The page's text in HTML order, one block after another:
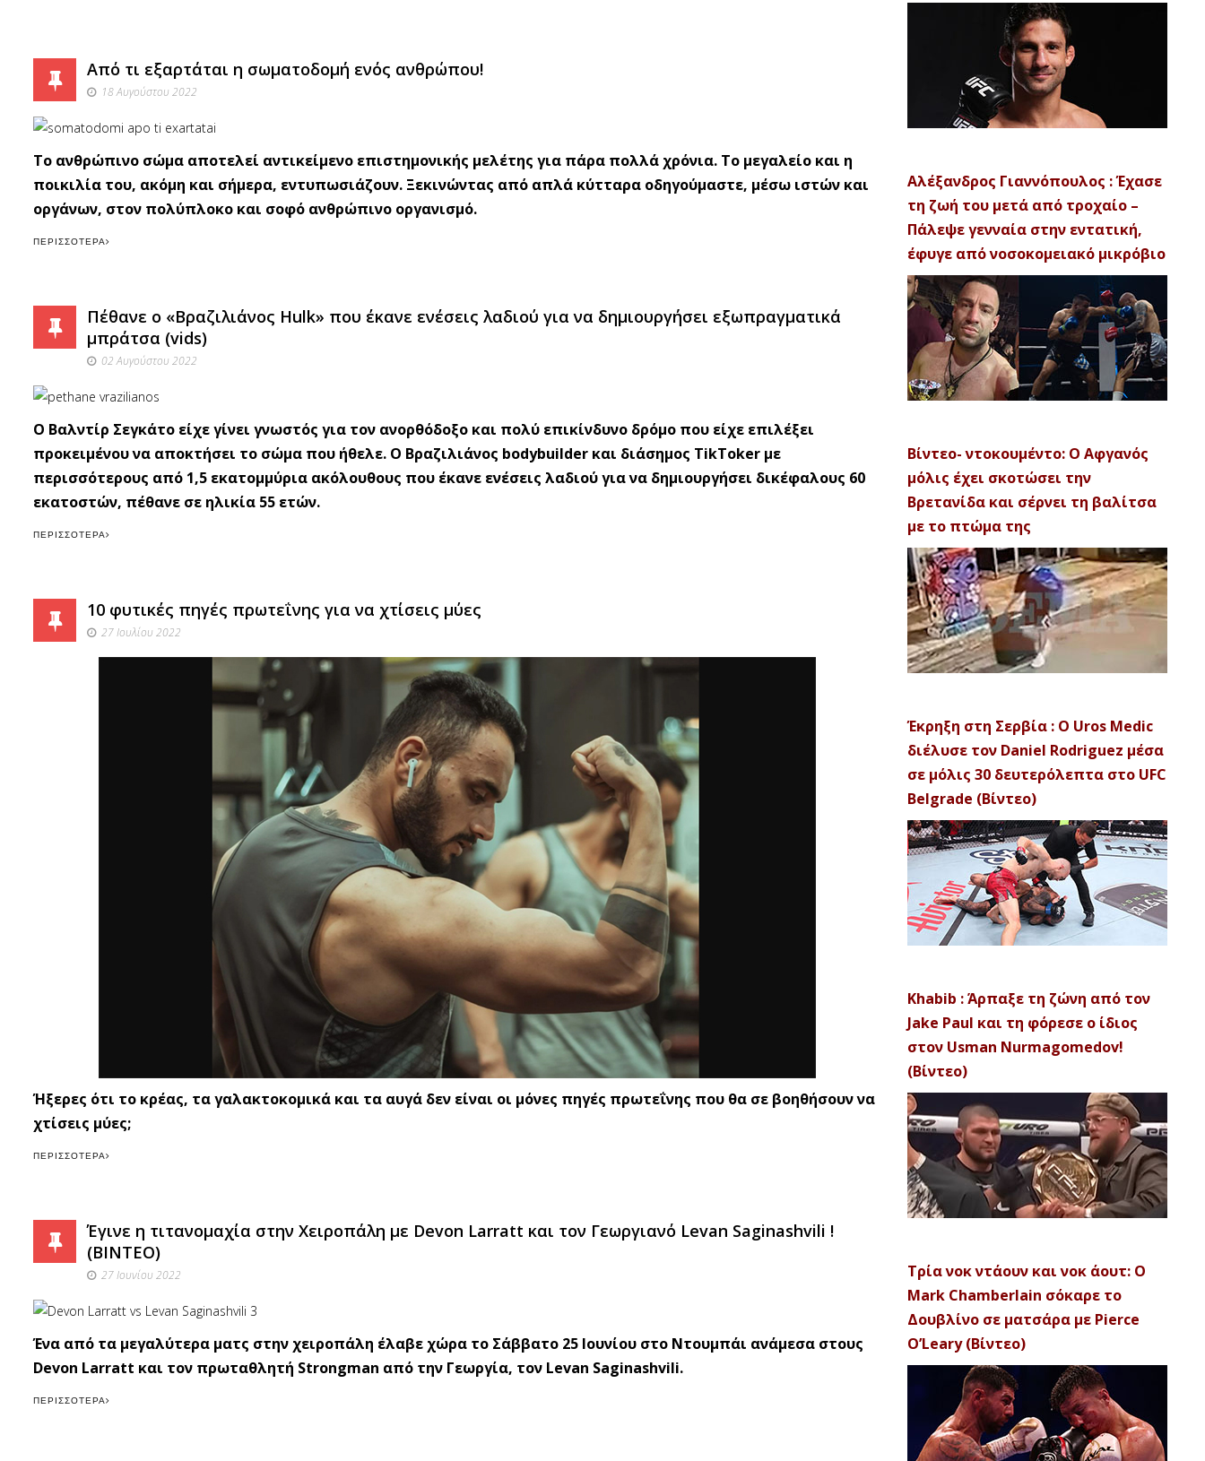
Από τι εξαρτάται η σωματοδομή ενός ανθρώπου!
18 Αυγούστου 2022
Το ανθρώπινο σώμα αποτελεί αντικείμενο επιστημονικής μελέτης για πάρα πολλά χρόνια. Το μεγαλείο και η
ποικιλία του, ακόμη και σήμερα, εντυπωσιάζουν. Ξεκινώντας από απλά κύτταρα οδηγούμαστε, μέσω ιστών και
οργάνων, στον πολύπλοκο και σοφό ανθρώπινο οργανισμό.
ΠΕΡΙΣΣΌΤΕΡΑ
Πέθανε ο «Βραζιλιάνος Hulk» που έκανε ενέσεις λαδιού για να δημιουργήσει εξωπραγματικά
μπράτσα (vids)
02 Αυγούστου 2022
Ο Βαλντίρ Σεγκάτο είχε γίνει γνωστός για τον ανορθόδοξο και πολύ επικίνδυνο δρόμο που είχε επιλέξει
προκειμένου να αποκτήσει το σώμα που ήθελε. Ο Βραζιλιάνος bodybuilder και διάσημος TikToker με
περισσότερους από 1,5 εκατομμύρια ακόλουθους που έκανε ενέσεις λαδιού για να δημιουργήσει δικέφαλους 60
εκατοστών, πέθανε σε ηλικία 55 ετών.
ΠΕΡΙΣΣΌΤΕΡΑ
10 φυτικές πηγές πρωτεΐνης για να χτίσεις μύες
27 Ιουλίου 2022
Ήξερες ότι το κρέας, τα γαλακτοκομικά και τα αυγά δεν είναι οι μόνες πηγές πρωτεΐνης που θα σε βοηθήσουν να
χτίσεις μύες;
ΠΕΡΙΣΣΌΤΕΡΑ
Έγινε η τιτανομαχία στην Χειροπάλη με Devon Larratt και τον Γεωργιανό Levan Saginashvili !
(ΒΙΝΤΕΟ)
27 Ιουνίου 2022
Ένα από τα μεγαλύτερα ματς στην χειροπάλη έλαβε χώρα το Σάββατο 25 Ιουνίου στο Ντουμπάι ανάμεσα στους
Devon Larratt και τον πρωταθλητή Strongman από την Γεωργία, τον Levan Saginashvili.
ΠΕΡΙΣΣΌΤΕΡΑ
Αλέξανδρος Γιαννόπουλος : Έχασε
τη ζωή του μετά από τροχαίο –
Πάλεψε γενναία στην εντατική,
έφυγε από νοσοκομειακό μικρόβιο
Βίντεο- ντοκουμέντο: Ο Αφγανός
μόλις έχει σκοτώσει την
Βρετανίδα και σέρνει τη βαλίτσα
με το πτώμα της
Έκρηξη στη Σερβία : Ο Uros Medic
διέλυσε τον Daniel Rodriguez μέσα
σε μόλις 30 δευτερόλεπτα στο UFC
Belgrade (Βίντεο)
Khabib : Άρπαξε τη ζώνη από τον
Jake Paul και τη φόρεσε ο ίδιος
στον Usman Nurmagomedov!
(Βίντεο)
Τρία νοκ ντάουν και νοκ άουτ: Ο
Mark Chamberlain σόκαρε το
Δουβλίνο σε ματσάρα με Pierce
O’Leary (Βίντεο)